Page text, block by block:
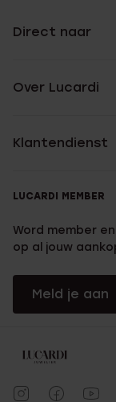
Direct naar
Over Lucardi
Klantendienst
LUCARDI MEMBER
Word member
op al jouw
Meld je aan